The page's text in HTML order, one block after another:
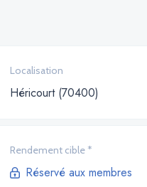
Localisation
Héricourt (70400)
Rendement cible *
Réservé aux membres